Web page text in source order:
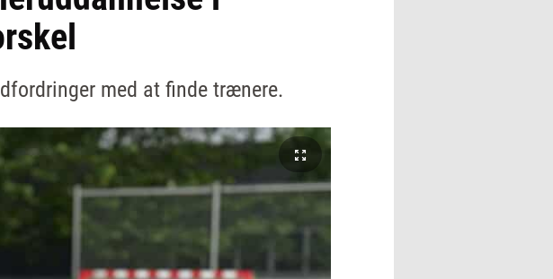
med at finde trænere.